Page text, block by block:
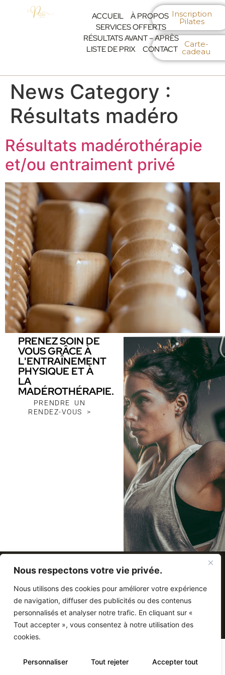
Nous respectons votre vie privée.
Nous utilisons des cookies pour améliorer votre expérience
de navigation, diffuser des publicités ou des contenus
personnalisés et analyser notre trafic. En cliquant sur «
Tout accepter », vous consentez à notre utilisation des
cookies.
Personnaliser Tout rejeter Accepter tout
ACCUEIL
À PROPOS
SERVICES OFFERTS
RÉSULTATS AVANT – APRÈS
LISTE DE PRIX
CONTACT
Inscription
Pilates
Carte-
cadeau
News Category :
Résultats madéro
Résultats madérothérapie
et/ou entraiment privé
PRENEZ SOIN DE
VOUS GRÂCE À
L'ENTRAÎNEMENT
PHYSIQUE ET À
LA
MADÉROTHÉRAPIE.
PRENDRE UN
RENDEZ-VOUS >
PROPULSÉ PAR MIITEMS
TOUS DROITS RÉSERVÉS 2023